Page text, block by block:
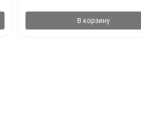
В корзину